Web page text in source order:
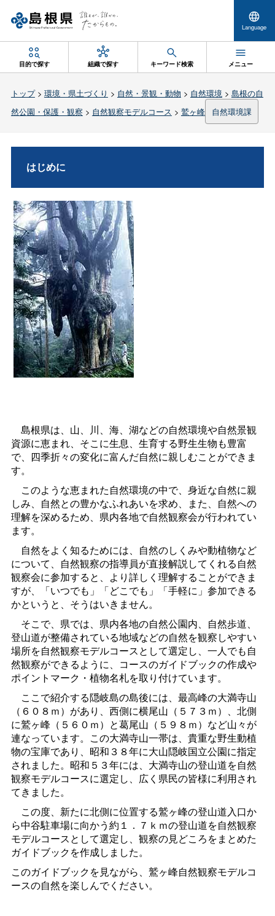
Language
目的で探す 組織で探す キーワード検索 メニュー
トップ> 環境・県土づくり > 自然・景観・動物 > 自然環境> 島根の自
然公園・保護・観察 > 自然観察モデルコース > 鷲ヶ峰 自然環境課
はじめに
島根県は、山、川、海、湖などの自然環境や自然景観
資源に恵まれ、そこに生息、生育する野生生物も豊富
で、四季折々の変化に富んだ自然に親しむことができま
す。
このような恵まれた自然環境の中で、身近な自然に親
しみ、自然との豊かなふれあいを求め、また、自然への
理解を深めるため、県内各地で自然観察会が行われてい
ます。
自然をよく知るためには、自然のしくみや動植物など
について、自然観察の指導員が直接解説してくれる自然
観察会に参加すると、より詳しく理解することができま
すが、「いつでも」「どこでも」「手軽に」参加できる
かというと、そうはいきません。
そこで、県では、県内各地の自然公園内、自然歩道、
登山道が整備されている地域などの自然を観察しやすい
場所を自然観察モデルコースとして選定し、一人でも自
然観察ができるように、コースのガイドブックの作成や
ポイントマーク・植物名札を取り付けています。
ここで紹介する隠岐島の島後には、最高峰の大満寺山
（６０８ｍ）があり、西側に横尾山（５７３ｍ）、北側
に鷲ヶ峰（５６０ｍ）と葛尾山（５９８ｍ）など山々が
連なっています。この大満寺山一帯は、貴重な野生動植
物の宝庫であり、昭和３８年に大山隠岐国立公園に指定
されました。昭和５３年には、大満寺山の登山道を自然
観察モデルコースに選定し、広く県民の皆様に利用され
てきました。
この度、新たに北側に位置する鷲ヶ峰の登山道入口か
ら中谷駐車場に向かう約１．７ｋｍの登山道を自然観察
モデルコースとして選定し、観察の見どころをまとめた
ガイドブックを作成しました。
このガイドブックを見ながら、鷲ヶ峰自然観察モデルコ
ースの自然を楽しんでください。